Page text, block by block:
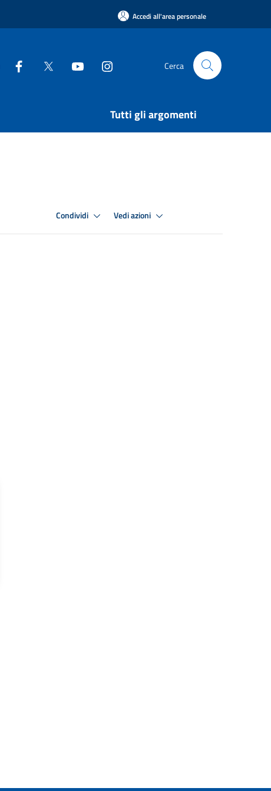
Accedi all'area personale
Cerca
Tutti gli argomenti
Condividi Vedi azioni